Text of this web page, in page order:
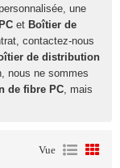
une
et Boîtier de
contactez-nous
de distribution
nous ne sommes
de fibre PC, mais
Vue